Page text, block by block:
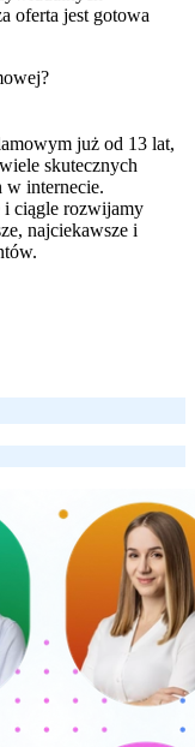
oferta jest gotowa
już od 13 lat,
skutecznych
w internecie.
i ciągle rozwijamy
najciekawsze i